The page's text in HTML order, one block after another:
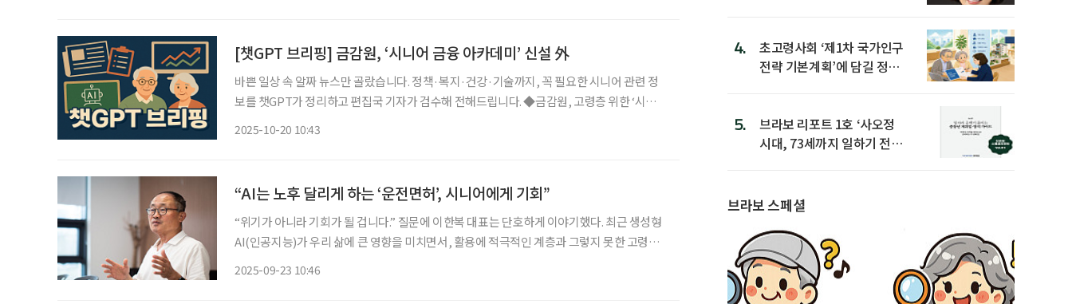
[챗GPT 브리핑] 금감원, ‘시니어 금융 아카데미’ 신설 外
바쁜 일상 속 알짜 뉴스만 골랐습니다. 정책·복지·건강·기술까지, 꼭 필요한 시니어 관련 정
보를 챗GPT가 정리하고 편집국 기자가 검수해 전해드립니다. ◆금감원, 고령층 위한 ‘시니어
2025-10-20 10:43
“AI는 노후 달리게 하는 ‘운전면허’, 시니어에게 기회”
“위기가 아니라 기회가 될 겁니다.” 질문에 이한복 대표는 단호하게 이야기했다. 최근 생성형
AI(인공지능)가 우리 삶에 큰 영향을 미치면서, 활용에 적극적인 계층과 그렇지 못한 고령층
2025-09-23 10:46
4.
초고령사회 ‘제1차 국가인구
전략 기본계획’에 담길 정책
5.
브라보 리포트 1호 ‘사오정
시대, 73세까지 일하기 전략’
브라보 스페셜